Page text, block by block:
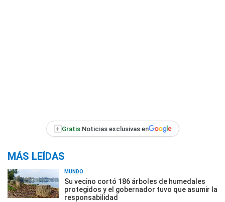
+ Gratis:Noticias exclusivas en
MÁS LEÍDAS
MUNDO
Su vecino cortó 186 árboles de humedales
protegidos y el gobernador tuvo que asumir la
responsabilidad